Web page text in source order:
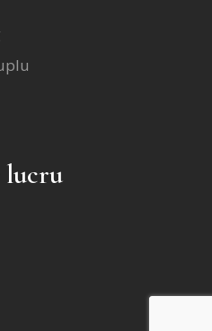
lucru